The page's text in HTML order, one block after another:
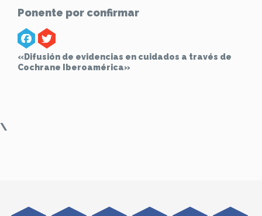
Ponente por confirmar
«Difusión de evidencias en cuidados a través de
Cochrane Iberoamérica»
\